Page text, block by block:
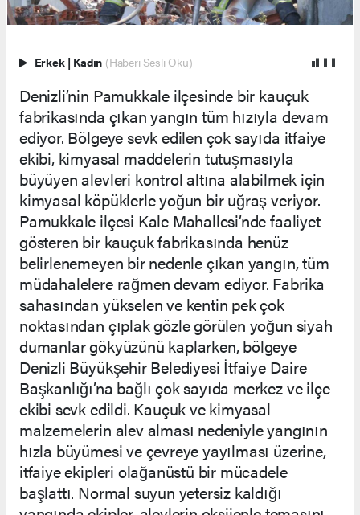
Erkek | Kadın (Haberi Sesli Oku)
Denizli’nin Pamukkale ilçesinde bir kauçuk
fabrikasında çıkan yangın tüm hızıyla devam
ediyor. Bölgeye sevk edilen çok sayıda itfaiye
ekibi, kimyasal maddelerin tutuşmasıyla
büyüyen alevleri kontrol altına alabilmek için
kimyasal köpüklerle yoğun bir uğraş veriyor.
Pamukkale ilçesi Kale Mahallesi’nde faaliyet
gösteren bir kauçuk fabrikasında henüz
belirlenemeyen bir nedenle çıkan yangın, tüm
müdahalelere rağmen devam ediyor. Fabrika
sahasından yükselen ve kentin pek çok
noktasından çıplak gözle görülen yoğun siyah
dumanlar gökyüzünü kaplarken, bölgeye
Denizli Büyükşehir Belediyesi İtfaiye Daire
Başkanlığı’na bağlı çok sayıda merkez ve ilçe
ekibi sevk edildi. Kauçuk ve kimyasal
malzemelerin alev alması nedeniyle yangının
hızla büyümesi ve çevreye yayılması üzerine,
itfaiye ekipleri olağanüstü bir mücadele
başlattı. Normal suyun yetersiz kaldığı